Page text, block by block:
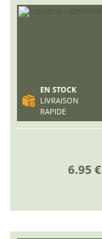
EN STOCK
LIVRAISON
RAPIDE
6.95 €